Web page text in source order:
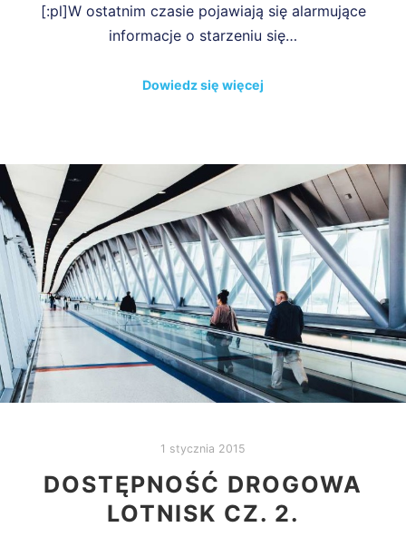
[:pl]W ostatnim czasie pojawiają się alarmujące
informacje o starzeniu się…
Dowiedz się więcej
1 stycznia 2015
DOSTĘPNOŚĆ DROGOWA
LOTNISK CZ. 2.